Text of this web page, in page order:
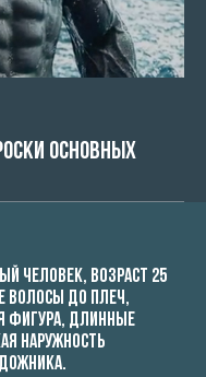
основных
человек, возраст 25
волосы до плеч,
фигура, длинные
наружность